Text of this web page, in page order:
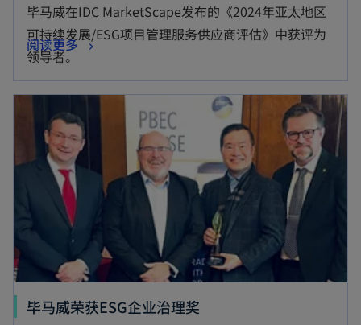
毕马威在IDC MarketScape发布的《2024年亚太地区
可持续发展/ESG项目管理服务供应商评估》中获评为
领导者。
阅读更多
毕马威荣获ESG企业治理奖